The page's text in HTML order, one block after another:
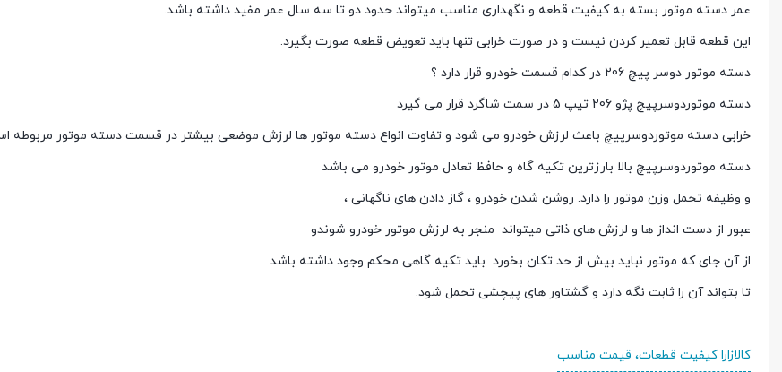
عمر دسته موتور بسته به کیفیت قطعه و نگهداری مناسب میتواند حدود دو تا سه سال عمر مفید داشته باشد.
این قطعه قابل تعمیر کردن نیست و در صورت خرابی تنها باید تعویض قطعه صورت بگیرد.
دسته موتور دوسر پیچ 206 در کدام قسمت خودرو قرار دارد ؟
دسته موتوردوسرپیچ پژو 206 تیپ 5 در سمت شاگرد قرار می گیرد
خرابی دسته موتوردوسرپیچ باعث لرزش خودرو می شود و تفاوت انواع دسته موتور ها لرزش موضعی بیشتر در قسمت دسته موتور مربوطه
دسته موتوردوسرپیچ بالا بارزترین تکیه گاه و حافظ تعادل موتور خودرو می باشد
و وظیفه تحمل وزن موتور را دارد. روشن شدن خودرو ، گاز دادن های ناگهانی ،
عبور از دست انداز ها و لرزش های ذاتی میتواند منجر به لرزش موتور خودرو شوندو
از آن جای که موتور نباید بیش از حد تکان بخورد باید تکیه گاهی محکم وجود داشته باشد
تا بتواند آن را ثابت نگه دارد و گشتاور های پیچشی تحمل شود.
کالازارا کیفیت قطعات، قیمت مناسب